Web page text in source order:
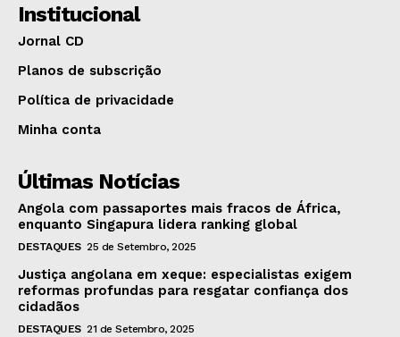
Institucional
Jornal CD
Planos de subscrição
Política de privacidade
Minha conta
Últimas Notícias
Angola com passaportes mais fracos de África,
enquanto Singapura lidera ranking global
DESTAQUES 25 de Setembro, 2025
Justiça angolana em xeque: especialistas exigem
reformas profundas para resgatar confiança dos
cidadãos
DESTAQUES 21 de Setembro, 2025